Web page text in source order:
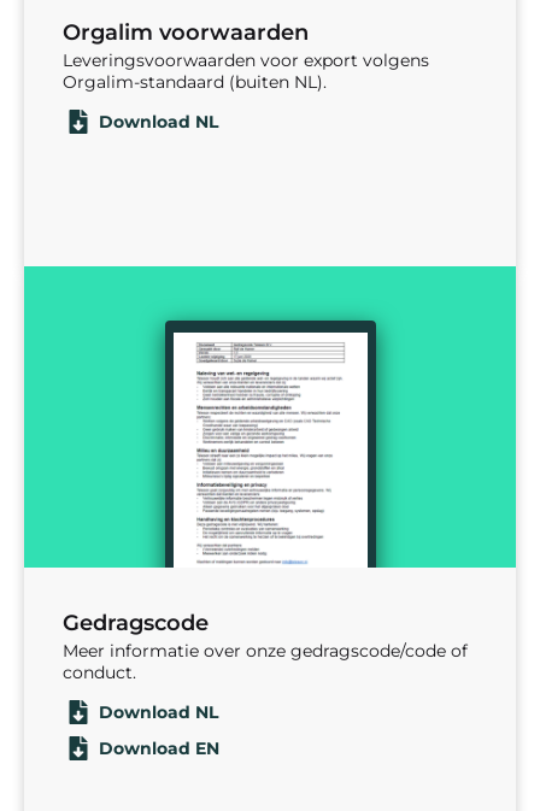
Orgalim voorwaarden
Leveringsvoorwaarden voor export volgens
Orgalim-standaard (buiten NL).
Download NL
Gedragscode
Meer informatie over onze gedragscode/code of
conduct.
Download NL
Download EN